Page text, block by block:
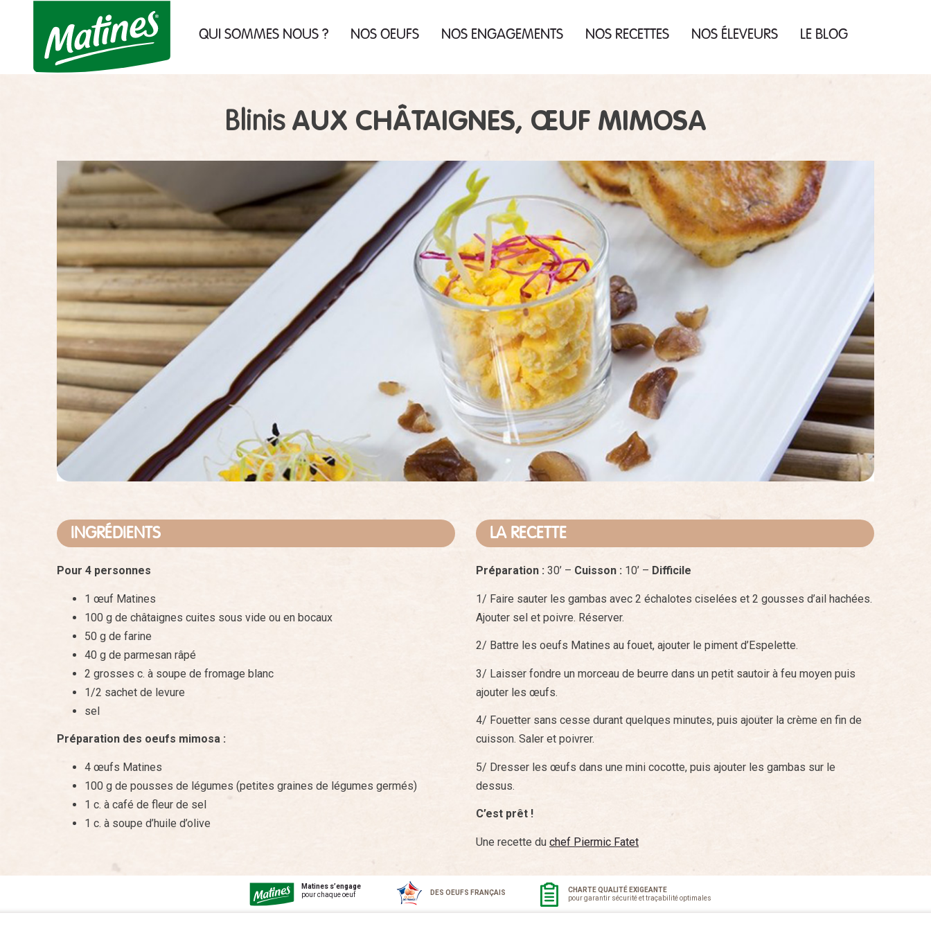
QUI SOMMES NOUS ? NOS OEUFS NOS ENGAGEMENTS NOS RECETTES NOS ÉLEVEURS LE BLOG
Blinis AUX CHÂTAIGNES, ŒUF MIMOSA
INGRÉDIENTS
Pour 4 personnes
1 œuf Matines
100 g de châtaignes cuites sous vide ou en bocaux
50 g de farine
40 g de parmesan râpé
2 grosses c. à soupe de fromage blanc
1/2 sachet de levure
sel
Préparation des oeufs mimosa :
4 œufs Matines
100 g de pousses de légumes (petites graines de légumes germés)
1 c. à café de fleur de sel
1 c. à soupe d’huile d’olive
LA RECETTE
Préparation : 30’ – Cuisson : 10’ – Difficile
1/ Faire sauter les gambas avec 2 échalotes ciselées et 2 gousses d’ail hachées.
Ajouter sel et poivre. Réserver.
2/ Battre les oeufs Matines au fouet, ajouter le piment d’Espelette.
3/ Laisser fondre un morceau de beurre dans un petit sautoir à feu moyen puis
ajouter les œufs.
4/ Fouetter sans cesse durant quelques minutes, puis ajouter la crème en fin de
cuisson. Saler et poivrer.
5/ Dresser les œufs dans une mini cocotte, puis ajouter les gambas sur le
dessus.
C’est prêt !
Une recette du chef Piermic Fatet
Matines s’engage
pour chaque oeuf
DES OEUFS FRANÇAIS
CHARTE QUALITÉ EXIGEANTE
pour garantir sécurité et traçabilité optimales
des cookies !
Nous utilisons des cookies pour nous
assurer du bon fonctionnement de notre
site et à des fins analytiques. Vous
pouvez changer d'avis à tout moment en
services tiers, vous acceptez le dépôt et la
lecture de cookies et l'utilisation de
Charte de confidentialité